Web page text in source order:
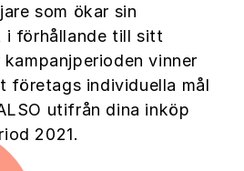
som ökar sin
i förhållande till sitt
vinner
företags individuella mål
utifrån dina inköp
2021.